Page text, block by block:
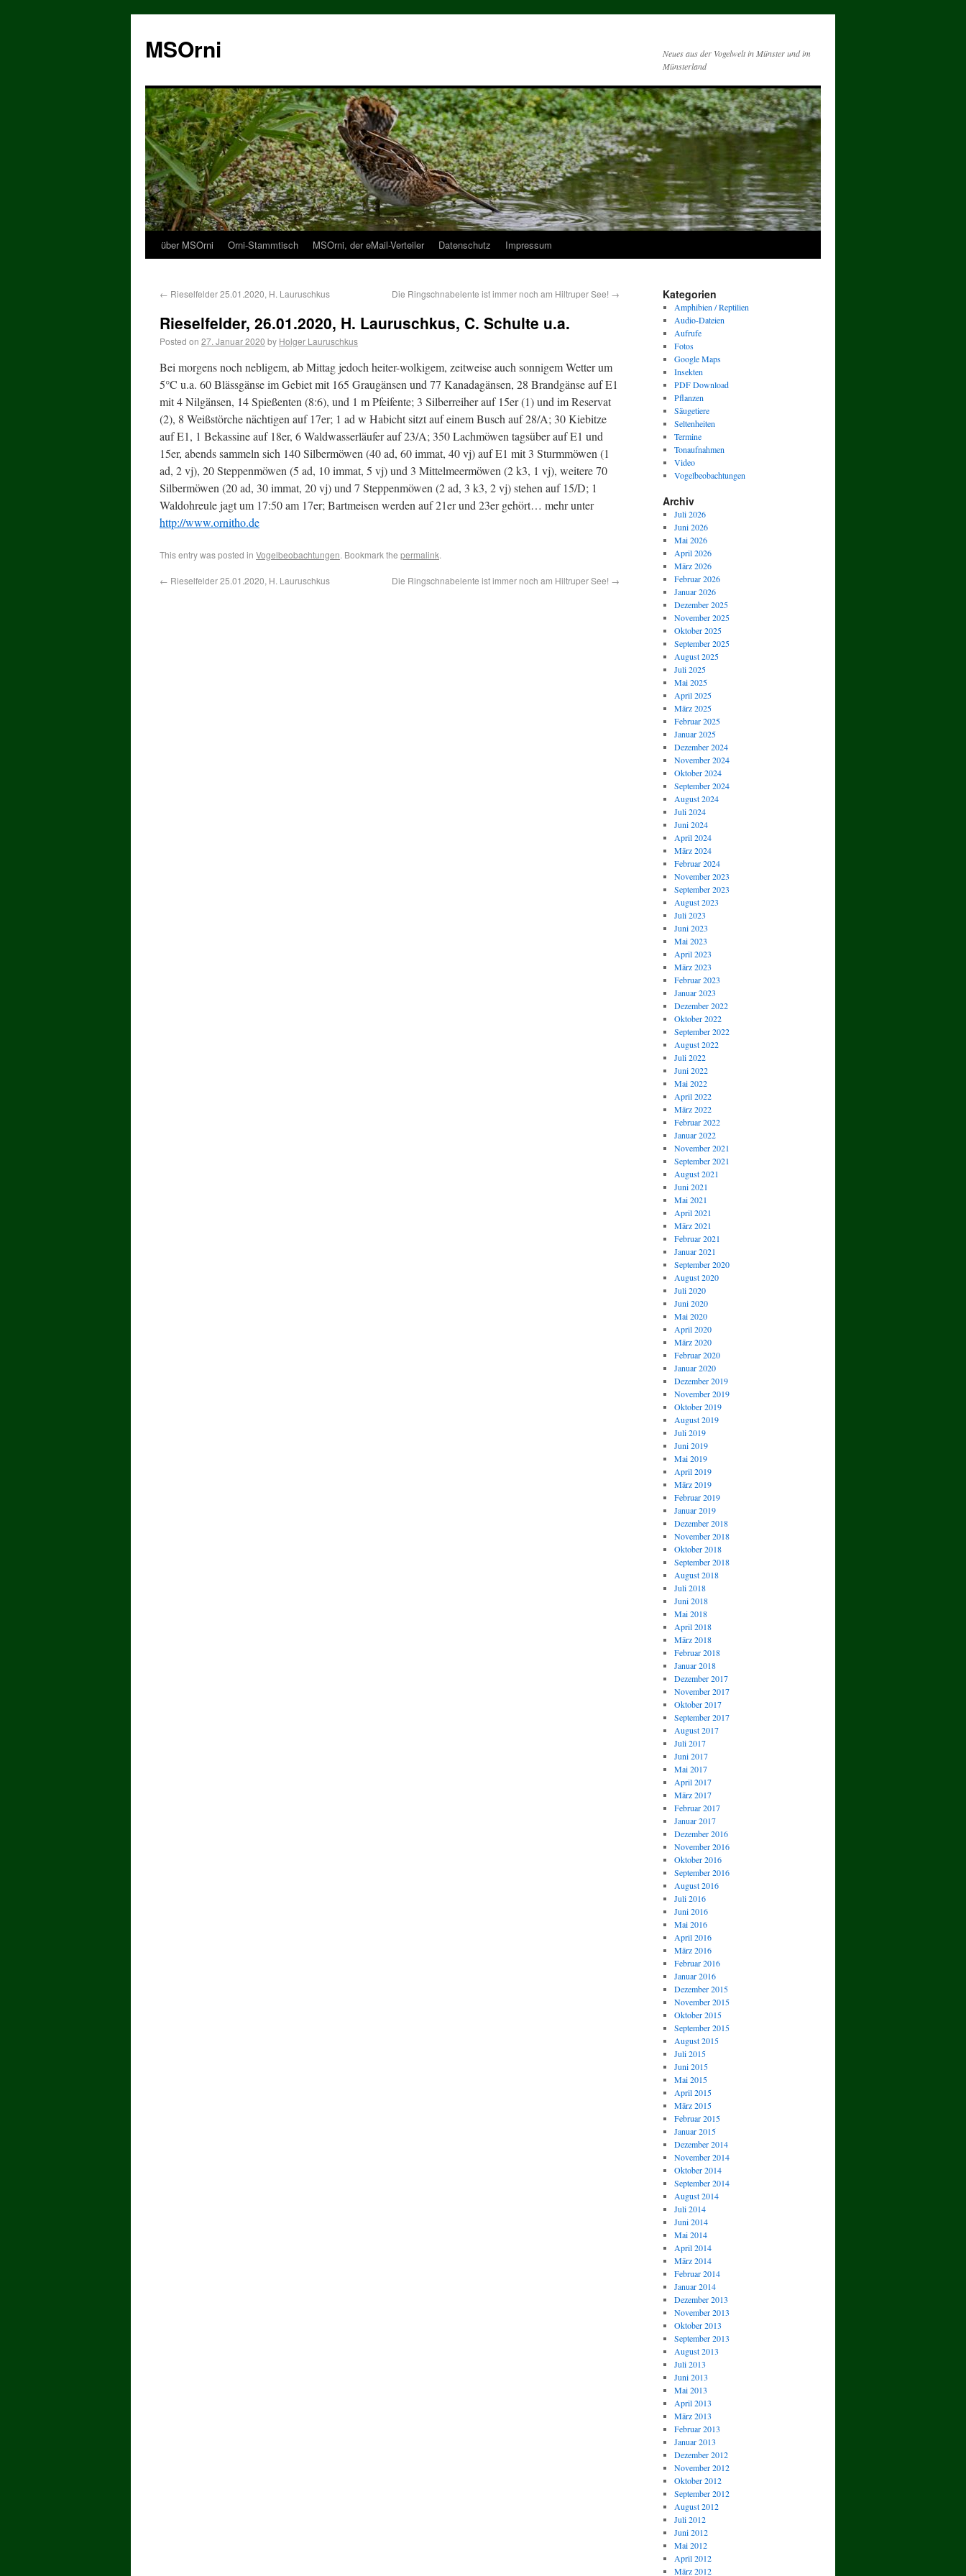
MSOrni
Neues aus der Vogelwelt in Münster und im
Münsterland
über MSOrni Orni-Stammtisch MSOrni, der eMail-Verteiler Datenschutz Impressum
← Rieselfelder 25.01.2020, H. Lauruschkus Die Ringschnabelente ist immer noch am Hiltruper See! →
Rieselfelder, 26.01.2020, H. Lauruschkus, C. Schulte u.a.
Posted on 27. Januar 2020 by Holger Lauruschkus
Bei morgens noch nebligem, ab Mittag jedoch heiter-wolkigem, zeitweise auch sonnigem Wetter um
5°C u.a. 60 Blässgänse im Gebiet mit 165 Graugänsen und 77 Kanadagänsen, 28 Brandgänse auf E1
mit 4 Nilgänsen, 14 Spießenten (8:6), und 1 m Pfeifente; 3 Silberreiher auf 15er (1) und im Reservat
(2), 8 Weißstörche nächtigen auf 17er; 1 ad w Habicht sitzt auf einem Busch auf 28/A; 30 Kiebitze
auf E1, 1 Bekassine auf 18er, 6 Waldwasserläufer auf 23/A; 350 Lachmöwen tagsüber auf E1 und
15er, abends sammeln sich 140 Silbermöwen (40 ad, 60 immat, 40 vj) auf E1 mit 3 Sturmmöwen (1
ad, 2 vj), 20 Steppenmöwen (5 ad, 10 immat, 5 vj) und 3 Mittelmeermöwen (2 k3, 1 vj), weitere 70
Silbermöwen (20 ad, 30 immat, 20 vj) und 7 Steppenmöwen (2 ad, 3 k3, 2 vj) stehen auf 15/D; 1
Waldohreule jagt um 17:50 am 17er; Bartmeisen werden auf 21er und 23er gehört… mehr unter
http://www.ornitho.de
This entry was posted in Vogelbeobachtungen. Bookmark the permalink.
← Rieselfelder 25.01.2020, H. Lauruschkus Die Ringschnabelente ist immer noch am Hiltruper See! →
Kategorien
Amphibien / Reptilien
Audio-Dateien
Aufrufe
Fotos
Google Maps
Insekten
PDF Download
Pflanzen
Säugetiere
Seltenheiten
Termine
Tonaufnahmen
Video
Vogelbeobachtungen
Archiv
Juli 2026
Juni 2026
Mai 2026
April 2026
März 2026
Februar 2026
Januar 2026
Dezember 2025
November 2025
Oktober 2025
September 2025
August 2025
Juli 2025
Mai 2025
April 2025
März 2025
Februar 2025
Januar 2025
Dezember 2024
November 2024
Oktober 2024
September 2024
August 2024
Juli 2024
Juni 2024
April 2024
März 2024
Februar 2024
November 2023
September 2023
August 2023
Juli 2023
Juni 2023
Mai 2023
April 2023
März 2023
Februar 2023
Januar 2023
Dezember 2022
Oktober 2022
September 2022
August 2022
Juli 2022
Juni 2022
Mai 2022
April 2022
März 2022
Februar 2022
Januar 2022
November 2021
September 2021
August 2021
Juni 2021
Mai 2021
April 2021
März 2021
Februar 2021
Januar 2021
September 2020
August 2020
Juli 2020
Juni 2020
Mai 2020
April 2020
März 2020
Februar 2020
Januar 2020
Dezember 2019
November 2019
Oktober 2019
August 2019
Juli 2019
Juni 2019
Mai 2019
April 2019
März 2019
Februar 2019
Januar 2019
Dezember 2018
November 2018
Oktober 2018
September 2018
August 2018
Juli 2018
Juni 2018
Mai 2018
April 2018
März 2018
Februar 2018
Januar 2018
Dezember 2017
November 2017
Oktober 2017
September 2017
August 2017
Juli 2017
Juni 2017
Mai 2017
April 2017
März 2017
Februar 2017
Januar 2017
Dezember 2016
November 2016
Oktober 2016
September 2016
August 2016
Juli 2016
Juni 2016
Mai 2016
April 2016
März 2016
Februar 2016
Januar 2016
Dezember 2015
November 2015
Oktober 2015
September 2015
August 2015
Juli 2015
Juni 2015
Mai 2015
April 2015
März 2015
Februar 2015
Januar 2015
Dezember 2014
November 2014
Oktober 2014
September 2014
August 2014
Juli 2014
Juni 2014
Mai 2014
April 2014
März 2014
Februar 2014
Januar 2014
Dezember 2013
November 2013
Oktober 2013
September 2013
August 2013
Juli 2013
Juni 2013
Mai 2013
April 2013
März 2013
Februar 2013
Januar 2013
Dezember 2012
November 2012
Oktober 2012
September 2012
August 2012
Juli 2012
Juni 2012
Mai 2012
April 2012
März 2012